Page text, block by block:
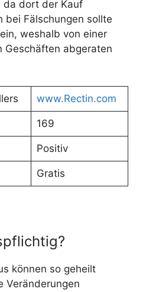
da dort der Kauf
bei Fälschungen sollte
weshalb von einer
Geschäften abgeraten
www.Rectin.com
169
Positiv
Gratis
können so geheilt
Veränderungen